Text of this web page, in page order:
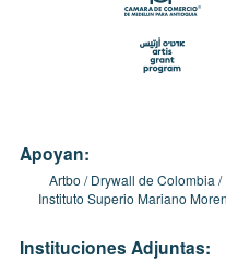
Apoyan:
Artbo Drywall de Colombia
Instituto Superio Mariano
Instituciones Adjuntas: